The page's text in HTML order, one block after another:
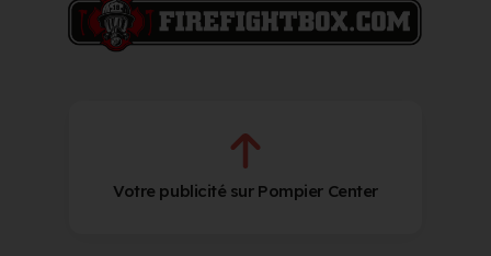
Votre publicité sur Pompier Center